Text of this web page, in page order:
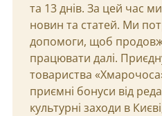
та 13 днів. За цей час
новин та статей. Ми
допомоги, щоб
працювати далі.
товариства
приємні бонуси від
культурні заходи в